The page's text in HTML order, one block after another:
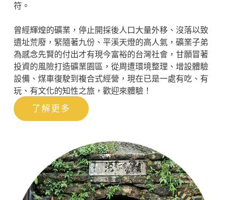
符。
曾經輝煌的礦業，停止開採後人口大量外移、沒落以致
遺址荒廢，緊隨著九份、平溪天燈的高人氣，礦業子弟
為感念先賢的付出才有現今富裕的台灣社會，甘願冒著
投資的風險打造礦業園區，從周遭環境整理、增設體驗
設備、煤車復駛到複合式經營，現在已是一處有吃、有
玩、有文化的知性之旅，歡迎來體驗！
了解更多